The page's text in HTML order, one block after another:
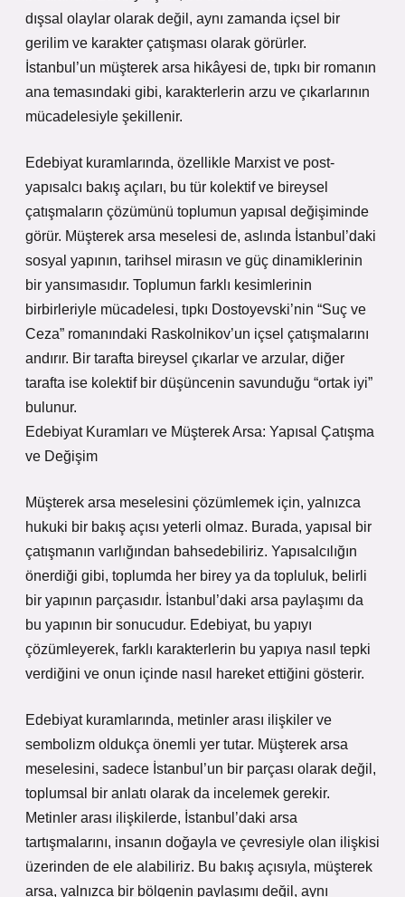
dışsal olaylar olarak değil, aynı zamanda içsel bir
gerilim ve karakter çatışması olarak görürler.
İstanbul’un müşterek arsa hikâyesi de, tıpkı bir romanın
ana temasındaki gibi, karakterlerin arzu ve çıkarlarının
mücadelesiyle şekillenir.
Edebiyat kuramlarında, özellikle Marxist ve post-
yapısalcı bakış açıları, bu tür kolektif ve bireysel
çatışmaların çözümünü toplumun yapısal değişiminde
görür. Müşterek arsa meselesi de, aslında İstanbul’daki
sosyal yapının, tarihsel mirasın ve güç dinamiklerinin
bir yansımasıdır. Toplumun farklı kesimlerinin
birbirleriyle mücadelesi, tıpkı Dostoyevski’nin “Suç ve
Ceza” romanındaki Raskolnikov’un içsel çatışmalarını
andırır. Bir tarafta bireysel çıkarlar ve arzular, diğer
tarafta ise kolektif bir düşüncenin savunduğu “ortak iyi”
bulunur.
Edebiyat Kuramları ve Müşterek Arsa: Yapısal Çatışma
ve Değişim
Müşterek arsa meselesini çözümlemek için, yalnızca
hukuki bir bakış açısı yeterli olmaz. Burada, yapısal bir
çatışmanın varlığından bahsedebiliriz. Yapısalcılığın
önerdiği gibi, toplumda her birey ya da topluluk, belirli
bir yapının parçasıdır. İstanbul’daki arsa paylaşımı da
bu yapının bir sonucudur. Edebiyat, bu yapıyı
çözümleyerek, farklı karakterlerin bu yapıya nasıl tepki
verdiğini ve onun içinde nasıl hareket ettiğini gösterir.
Edebiyat kuramlarında, metinler arası ilişkiler ve
sembolizm oldukça önemli yer tutar. Müşterek arsa
meselesini, sadece İstanbul’un bir parçası olarak değil,
toplumsal bir anlatı olarak da incelemek gerekir.
Metinler arası ilişkilerde, İstanbul’daki arsa
tartışmalarını, insanın doğayla ve çevresiyle olan ilişkisi
üzerinden de ele alabiliriz. Bu bakış açısıyla, müşterek
arsa, yalnızca bir bölgenin paylaşımı değil, aynı